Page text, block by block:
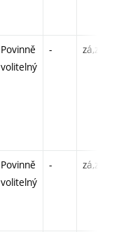
Povinně
volitelný
- zá,zk
Povinně
volitelný
- zá,zk